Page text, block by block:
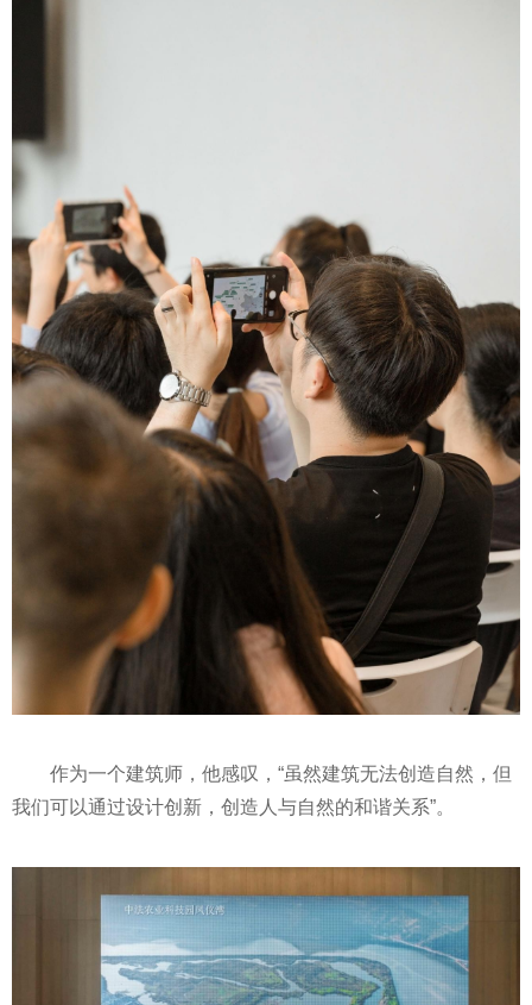
作为一个建筑师，他感叹，“虽然建筑无法创造自然，但
我们可以通过设计创新，创造人与自然的和谐关系”。